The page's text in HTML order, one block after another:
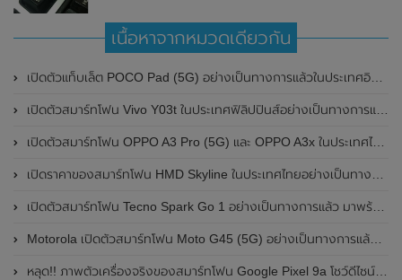
เนื้อหาจากหมวดเดียวกัน
เปิดตัวแท็บเล็ต POCO Pad (5G) อย่างเป็นทางการแล้วในประเทศอินเดีย มาพร้อมชิปเซ็ต Snapdragon 7s Gen 2 ของ Qualcomm และรองรับเครือข่าย 5G
เปิดตัวสมาร์ทโฟน Vivo Y03t ในประเทศฟิลิปปินส์อย่างเป็นทางการแล้ว มาพร้อมชิปเซ็ต Unisoc T612 , กล้องหลัง ความละเอียด 13MP , แบตเตอรี่ 5,000mAh และหน้าจอแสดงผล LCD / 90Hz
เปิดตัวสมาร์ทโฟน OPPO A3 Pro (5G) และ OPPO A3x ในประเทศไทยอย่างเป็นทางการแล้ว ในราคาเริ่มต้นเพียง 3,999 บาท
เปิดราคาของสมาร์ทโฟน HMD Skyline ในประเทศไทยอย่างเป็นทางการแล้ว ราคา 14,990 บาท
เปิดตัวสมาร์ทโฟน Tecno Spark Go 1 อย่างเป็นทางการแล้ว มาพร้อมหน้าจอแสดงผล LCD / 120Hz , แบตเตอรี่ 5,000mAh และใช้ชิปเซ็ต Unisoc
Motorola เปิดตัวสมาร์ทโฟน Moto G45 (5G) อย่างเป็นทางการแล้วในอินเดีย
หลุด!! ภาพตัวเครื่องจริงของสมาร์ทโฟน Google Pixel 9a โชว์ดีไซน์ใหม่ กล้องหลังแบนราบ ไม่มีกรอบของกล้องแล้ว